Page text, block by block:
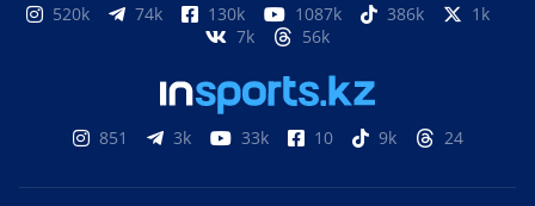
520k 74k 130k 1087k 386k
1k
7k
56k
851 3k 33k 10 9k 24